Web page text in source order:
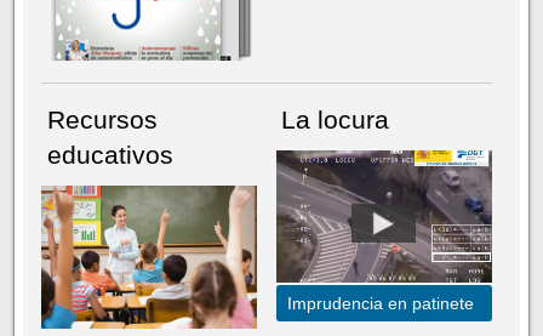
Recursos
educativos
La locura
Imprudencia en patinete